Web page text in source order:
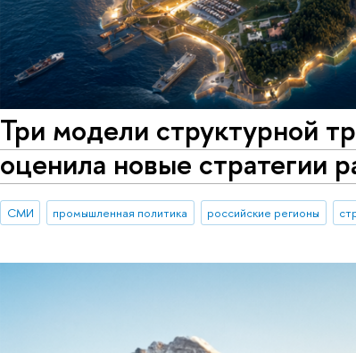
Три модели структурной
оценила новые стратегии
СМИ промышленная политика российские регионы